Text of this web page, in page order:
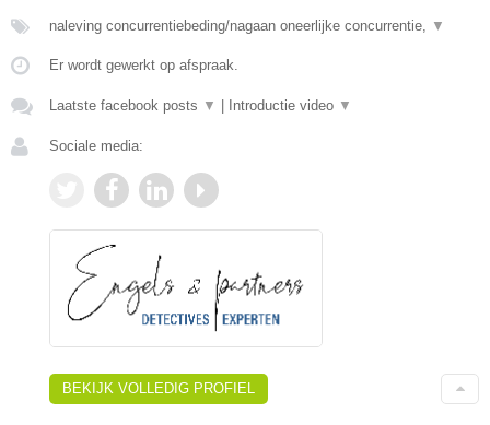
naleving concurrentiebeding/nagaan oneerlijke concurrentie, ▼
Er wordt gewerkt op afspraak.
Laatste facebook posts ▼ Introductie video ▼
Sociale media:
BEKIJK VOLLEDIG PROFIEL